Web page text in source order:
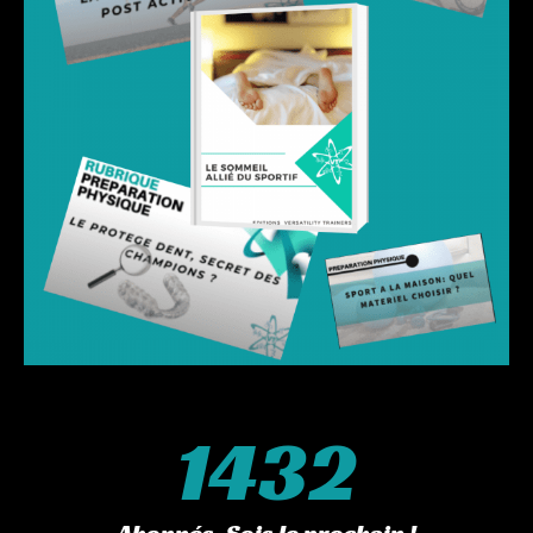
Un suivi plus qualitatif :
comme tout coach soucieux de la qualité du
suivi, nous avons choisi de limiter le nombre d’athlète en suivi
individuel. Devant la demande croissante de suivi, et une team
V’trainers entrainée par coach PH qui ne cesse de croître nous avons
décidé de mettre en place des réservations. Trop d’athlètes suivi =
moins de disponibilité pour échanger par message ou appel = une
relation coach/athlète dégradée. Et cette relation de confiance n’a
pas de prix ! C’est elle qui fait que nous aimons ce travail.
L’entrainement est une chose, les discussions, doutes, rigolades en
sont une autre bien plus importante. Et puis il faut bien que Coach
Adieu les troubles gastriques en course ! Concernant l’offre nutrition,
1432